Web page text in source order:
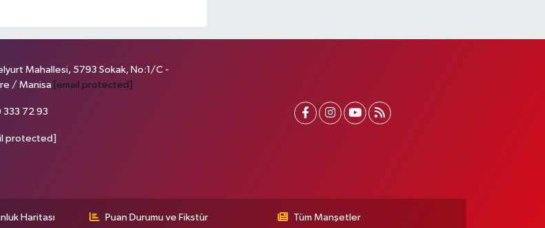
Mahallesi, 5793 Sokak, No:1/C -
/ Manisa [email protected]
333 72 93
protected]
Haritası Puan Durumu ve Fikstür Tüm Manşetler